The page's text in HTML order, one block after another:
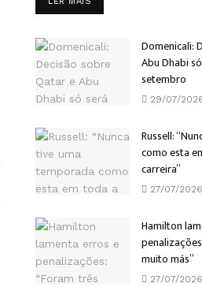
Domenicali:
Abu Dhabi
setembro
29/07/
Russell:
como esta
carreira”
27/07/2026
Hamilton
muito más”
27/07/2026